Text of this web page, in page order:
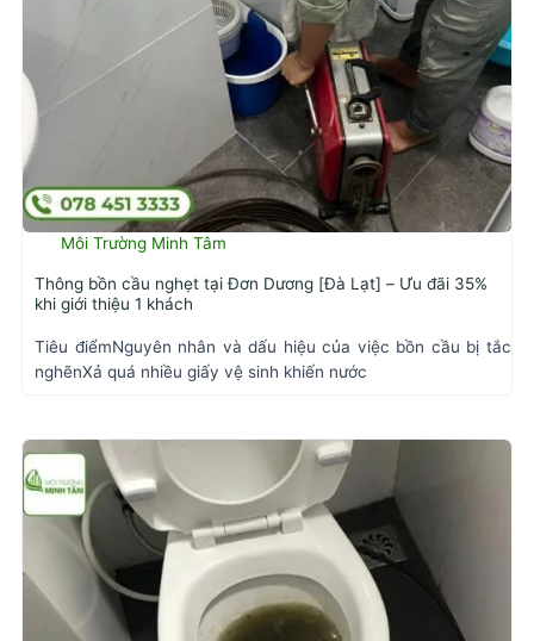
Môi Trường Minh Tâm
Thông bồn cầu nghẹt tại Đơn Dương [Đà Lạt] – Ưu đãi 35%
khi giới thiệu 1 khách
Tiêu điểmNguyên nhân và dấu hiệu của việc bồn cầu bị tắc
nghẽnXả quá nhiều giấy vệ sinh khiến nước